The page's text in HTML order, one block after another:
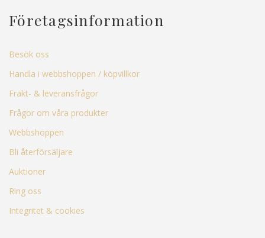
Företagsinformation
Besök oss
Handla i webbshoppen / köpvillkor
Frakt- & leveransfrågor
Frågor om våra produkter
Webbshoppen
Bli återförsäljare
Auktioner
Ring oss
Integritet & cookies